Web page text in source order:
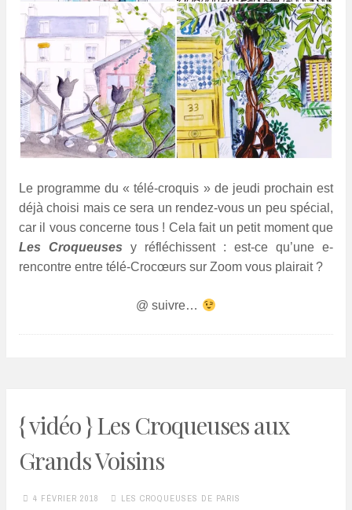
Le programme du « télé-croquis » de jeudi prochain est
déjà choisi mais ce sera un rendez-vous un peu spécial,
car il vous concerne tous ! Cela fait un petit moment que
Les Croqueuses y réfléchissent : est-ce qu’une e-
rencontre entre télé-Crocœurs sur Zoom vous plairait ?
@ suivre…
{ vidéo } Les Croqueuses aux
Grands Voisins
4 FÉVRIER 2018 LES CROQUEUSES DE PARIS